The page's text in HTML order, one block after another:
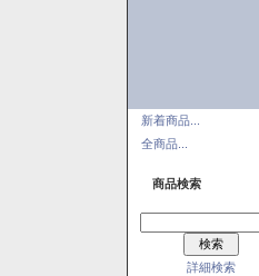
新着商品...
全商品...
商品検索
詳細検索